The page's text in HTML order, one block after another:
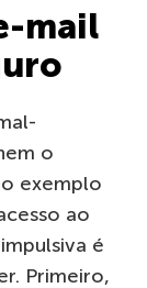
mail
o
exemplo
ao
é
Primeiro,